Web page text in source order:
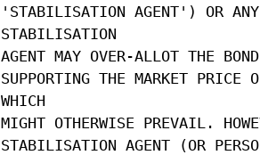
'STABILISATION AGENT') OR ANY
STABILISATION
AGENT MAY OVER-ALLOT THE
SUPPORTING THE MARKET
WHICH
MIGHT OTHERWISE PREVAIL.
STABILISATION AGENT (OR